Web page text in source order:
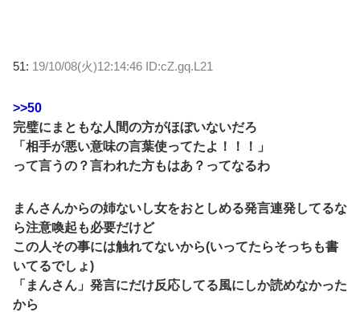
51: 19/10/08(火)12:14:46 ID:cZ.gq.L21
>>50
完璧にまともな人間の方がほぼいないだろ
「相手が悪い意味の言葉使ってたよ！！！」
って言うの？言われた方もはあ？ってなるわ
まんさんからの姉ないし女をおとしめる発言連発してるな
ら注意喚起も必要だけど
この人その事には触れてないから(いってたらそっちも書
いてるでしょ)
「まんさん」発言にだけ反応してる風にしか読めなかった
から